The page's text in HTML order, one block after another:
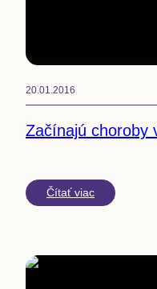
20.01.2016
Začínajú choroby
Čítať viac